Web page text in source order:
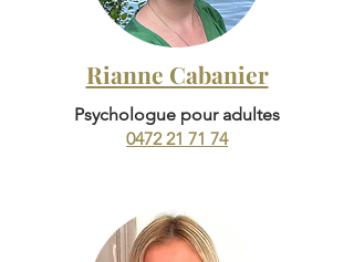
Rianne Cabanier
Psychologue pour adultes
0472 21 71 74